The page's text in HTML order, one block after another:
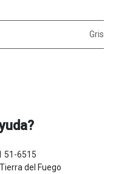
Gris
51-6515
del Fuego